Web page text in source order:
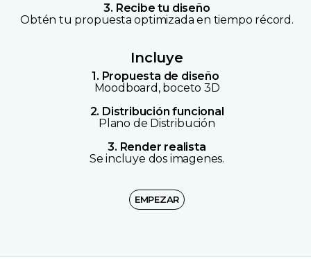
3. Recibe tu diseño
Obtén tu propuesta optimizada en tiempo récord.
Incluye
1. Propuesta de diseño
Moodboard, boceto 3D
2. Distribución funcional
Plano de Distribución
3. Render realista
Se incluye dos imagenes.
EMPEZAR